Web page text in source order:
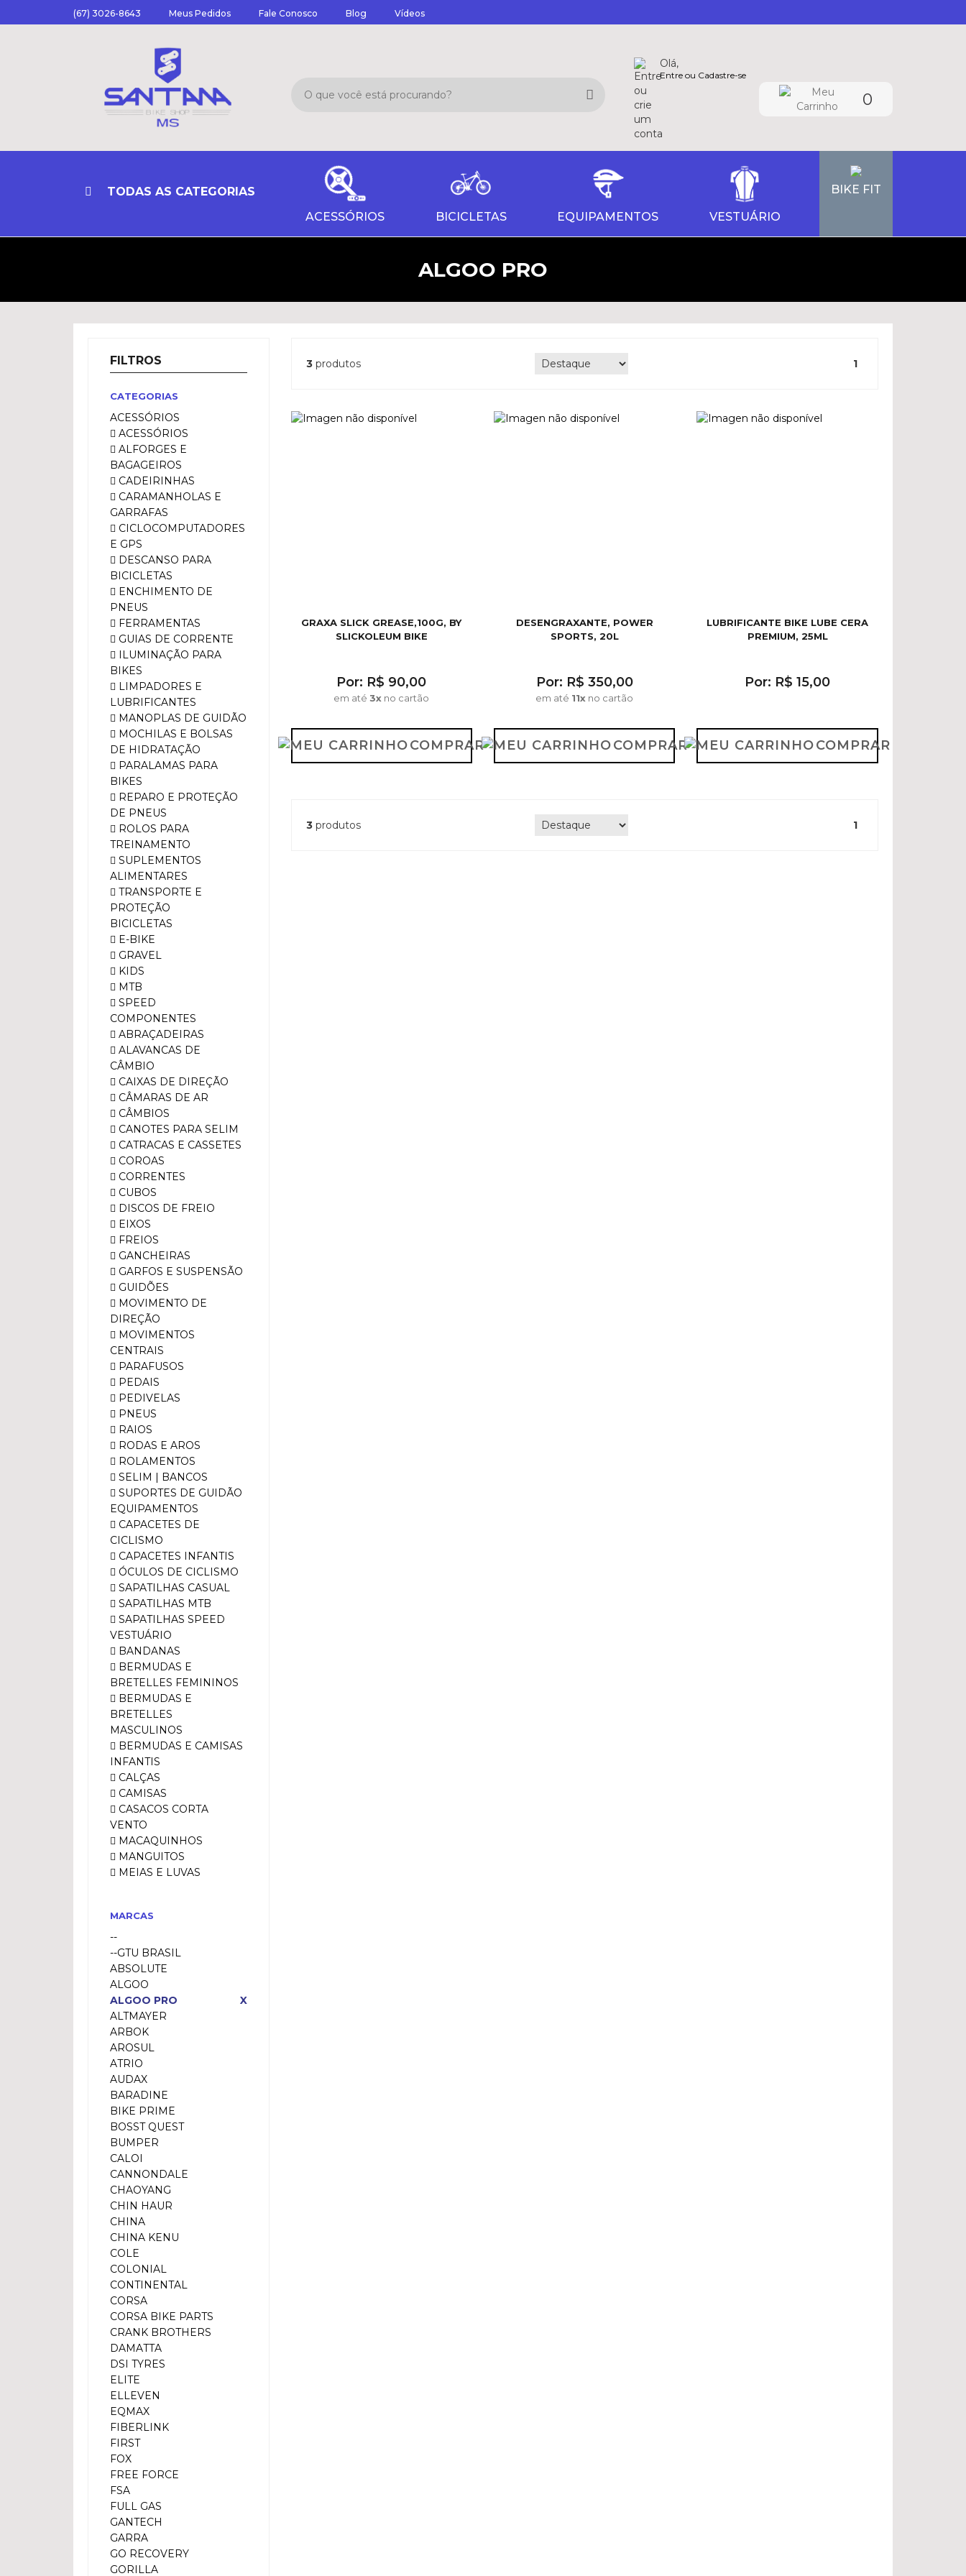
(67) 3026-8643 Meus Pedidos Fale Conosco Blog Vídeos
Olá,
Entre ou Cadastre-se
0
TODAS AS CATEGORIAS
ACESSÓRIOS
BICICLETAS EQUIPAMENTOS VESTUÁRIO
BIKE FIT
ALGOO PRO
FILTROS
CATEGORIAS
ACESSÓRIOS
ACESSÓRIOS
ALFORGES E
BAGAGEIROS
CADEIRINHAS
CARAMANHOLAS E
GARRAFAS
CICLOCOMPUTADORES
E GPS
DESCANSO PARA
BICICLETAS
ENCHIMENTO DE
PNEUS
FERRAMENTAS
GUIAS DE CORRENTE
ILUMINAÇÃO PARA
BIKES
LIMPADORES E
LUBRIFICANTES
MANOPLAS DE GUIDÃO
MOCHILAS E BOLSAS
DE HIDRATAÇÃO
PARALAMAS PARA
BIKES
REPARO E PROTEÇÃO
DE PNEUS
ROLOS PARA
TREINAMENTO
SUPLEMENTOS
ALIMENTARES
TRANSPORTE E
PROTEÇÃO
BICICLETAS
E-BIKE
GRAVEL
KIDS
MTB
SPEED
COMPONENTES
ABRAÇADEIRAS
ALAVANCAS DE
CÂMBIO
CAIXAS DE DIREÇÃO
CÂMARAS DE AR
CÂMBIOS
CANOTES PARA SELIM
CATRACAS E CASSETES
COROAS
CORRENTES
CUBOS
DISCOS DE FREIO
EIXOS
FREIOS
GANCHEIRAS
GARFOS E SUSPENSÃO
GUIDÕES
MOVIMENTO DE
DIREÇÃO
MOVIMENTOS
CENTRAIS
PARAFUSOS
PEDAIS
PEDIVELAS
PNEUS
RAIOS
RODAS E AROS
ROLAMENTOS
SELIM | BANCOS
SUPORTES DE GUIDÃO
EQUIPAMENTOS
CAPACETES DE
CICLISMO
CAPACETES INFANTIS
ÓCULOS DE CICLISMO
SAPATILHAS CASUAL
SAPATILHAS MTB
SAPATILHAS SPEED
VESTUÁRIO
BANDANAS
BERMUDAS E
BRETELLES FEMININOS
BERMUDAS E
BRETELLES
MASCULINOS
BERMUDAS E CAMISAS
INFANTIS
CALÇAS
CAMISAS
CASACOS CORTA
VENTO
MACAQUINHOS
MANGUITOS
MEIAS E LUVAS
MARCAS
--
--GTU BRASIL
ABSOLUTE
ALGOO
ALGOO PRO
X
ALTMAYER
ARBOK
AROSUL
ATRIO
AUDAX
BARADINE
BIKE PRIME
BOSST QUEST
BUMPER
CALOI
CANNONDALE
CHAOYANG
CHIN HAUR
CHINA
CHINA KENU
COLE
COLONIAL
CONTINENTAL
CORSA
CORSA BIKE PARTS
CRANK BROTHERS
DAMATTA
DSI TYRES
ELITE
ELLEVEN
EQMAX
FIBERLINK
FIRST
FOX
FREE FORCE
FSA
FULL GAS
GANTECH
GARRA
GO RECOVERY
GORILLA
3produtos 1
GRAXA SLICK GREASE,100G, BY
SLICKOLEUM BIKE
Por: R$ 90,00
em até 3x no cartão
COMPRAR
DESENGRAXANTE, POWER
SPORTS, 20L
Por: R$ 350,00
em até 11x no cartão
COMPRAR
LUBRIFICANTE BIKE LUBE CERA
PREMIUM, 25ML
Por: R$ 15,00
COMPRAR
3produtos 1